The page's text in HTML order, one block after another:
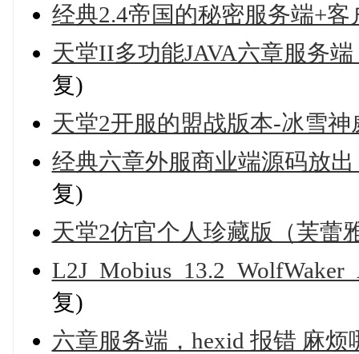
经典2.4帝国的秘密服务端+客
天堂II多功能JAVA六章服务
复)
天堂2开服的盟战版本-冰雪
经典六章外服商业端源码放
复)
天堂2仿官个人珍藏版（芙蕾
复)
六章服务端，hexid 报错 麻